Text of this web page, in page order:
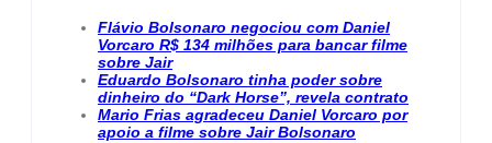
Flávio Bolsonaro negociou com Daniel
Vorcaro R$ 134 milhões para bancar filme
sobre Jair
Eduardo Bolsonaro tinha poder sobre
dinheiro do “Dark Horse”, revela contrato
Mario Frias agradeceu Daniel Vorcaro por
apoio a filme sobre Jair Bolsonaro